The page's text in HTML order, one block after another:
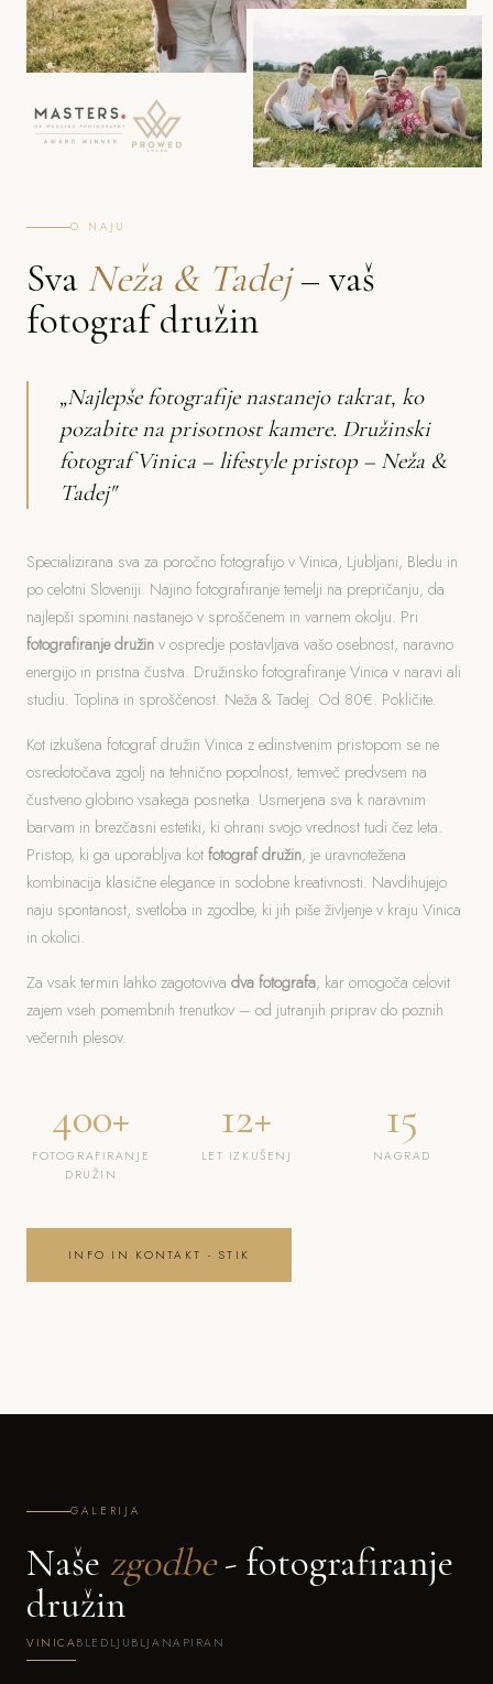
O NAJU
Sva Neža & Tadej– vaš
fotograf družin
„Najlepše fotografije nastanejo takrat, ko
pozabite na prisotnost kamere. Družinski
fotograf Vinica – lifestyle pristop – Neža &
Tadej"
Specializirana sva za poročno fotografijo v Vinica, Ljubljani, Bledu in
po celotni Sloveniji. Najino fotografiranje temelji na prepričanju, da
najlepši spomini nastanejo v sproščenem in varnem okolju. Pri
fotografiranje družin v ospredje postavljava vašo osebnost, naravno
energijo in pristna čustva. Družinsko fotografiranje Vinica v naravi ali
studiu. Toplina in sproščenost. Neža & Tadej. Od 80€. Pokličite.
Kot izkušena fotograf družin Vinica z edinstvenim pristopom se ne
osredotočava zgolj na tehnično popolnost, temveč predvsem na
čustveno globino vsakega posnetka. Usmerjena sva k naravnim
barvam in brezčasni estetiki, ki ohrani svojo vrednost tudi čez leta.
Pristop, ki ga uporabljva kot fotograf družin, je uravnotežena
kombinacija klasične elegance in sodobne kreativnosti. Navdihujejo
naju spontanost, svetloba in zgodbe, ki jih piše življenje v kraju Vinica
in okolici.
Za vsak termin lahko zagotoviva dva fotografa, kar omogoča celovit
zajem vseh pomembnih trenutkov – od jutranjih priprav do poznih
večernih plesov.
400+
FOTOGRAFIRANJE
DRUŽIN
12+
LET IZKUŠENJ
15
NAGRAD
INFO IN KONTAKT - STIK
GALERIJA
Naše zgodbe- fotografiranje
družin
VINICABLED LJUBLJANA PIRAN